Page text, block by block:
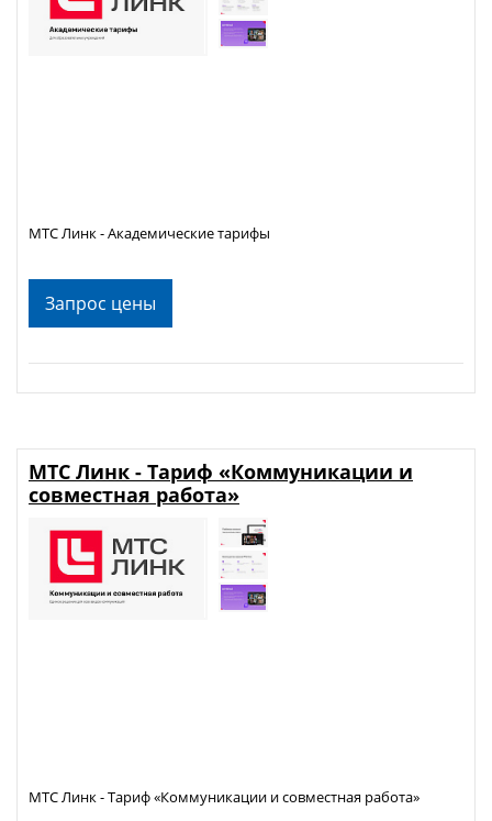
Запрос цены
МТС Линк - Академические тарифы
МТС Линк - Тариф «Коммуникации и
совместная работа»
МТС Линк - Тариф «Коммуникации и совместная работа»